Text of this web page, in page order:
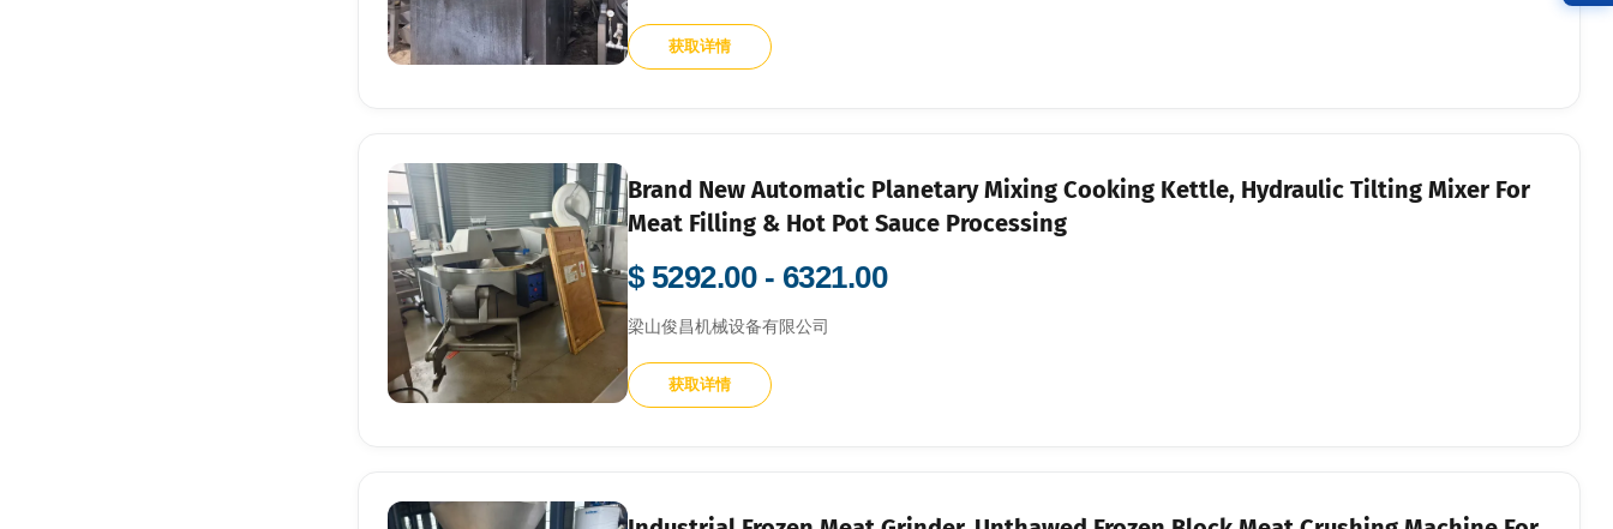
获取详情
Brand New Automatic Planetary Mixing Cooking Kettle, Hydraulic Tilting Mixer For
Meat Filling & Hot Pot Sauce Processing
$ 5292.00 - 6321.00
梁山俊昌机械设备有限公司
获取详情